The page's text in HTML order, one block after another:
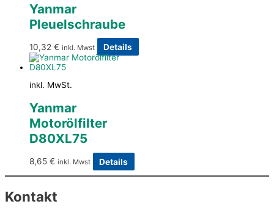
Yanmar
Pleuelschraube
10,32 € inkl. Mwst Details
inkl. MwSt.
Yanmar
Motorölfilter
D80XL75
8,65 € inkl. Mwst Details
Kontakt